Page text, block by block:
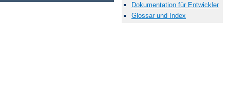
Dokumentation für Entwickler
Glossar und Index